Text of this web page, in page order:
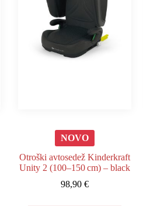
NOVO
Otroški avtosedež Kinderkraft
Unity 2 (100–150 cm) – black
98,90€